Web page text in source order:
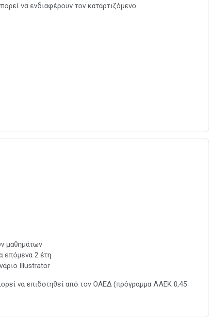
να ενδιαφέρουν τον καταρτιζόμενο
μαθημάτων
επόμενα 2 έτη
Illustrator
να επιδοτηθεί από τον ΟΑΕΔ (πρόγραμμα ΛΑΕΚ 0,45